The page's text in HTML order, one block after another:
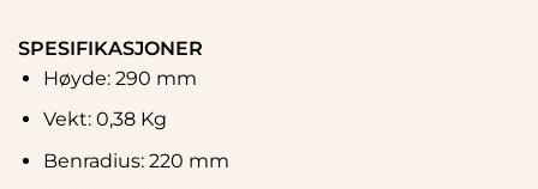
SPESIFIKASJONER
Høyde: 290 mm
Vekt: 0,38 Kg
Benradius: 220 mm